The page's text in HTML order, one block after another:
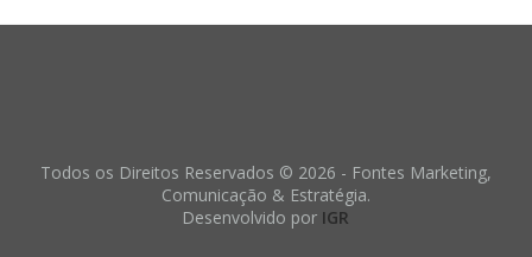
Todos os Direitos Reservados © 2026 - Fontes Marketing,
Comunicação & Estratégia.
Desenvolvido por IGR